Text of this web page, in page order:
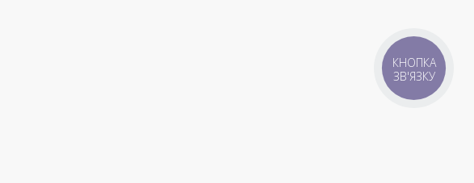
КНОПКА
ЗВ'ЯЗКУ